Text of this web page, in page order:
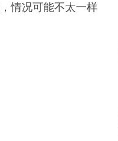
情况可能不太一样